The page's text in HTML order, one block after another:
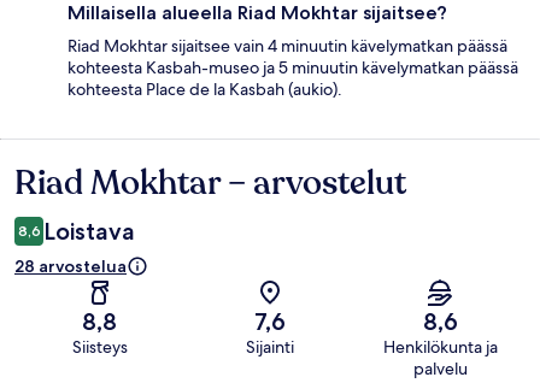
Millaisella alueella Riad Mokhtar sijaitsee?
Riad Mokhtar sijaitsee vain 4 minuutin kävelymatkan päässä
kohteesta Kasbah-museo ja 5 minuutin kävelymatkan päässä
kohteesta Place de la Kasbah (aukio).
Arvostelut
Riad Mokhtar – arvostelut
8,6 Loistava
28 arvostelua
8,8
Siisteys
7,6
Sijainti
8,6
Henkilökunta ja
palvelu